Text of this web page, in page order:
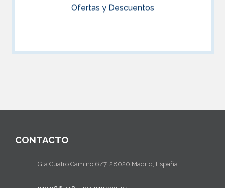
Ofertas y Descuentos
ACCEDER
CONTACTO
Gta Cuatro Camino 6/7, 28020 Madrid, España